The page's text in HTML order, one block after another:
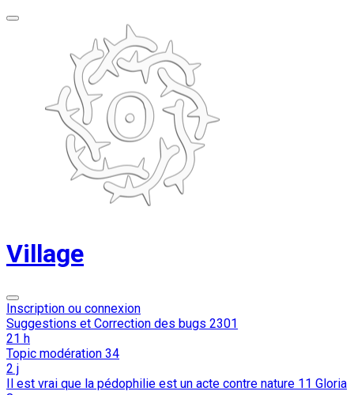
Village
Inscription ou connexion
Suggestions et Correction des bugs 2301
21 h
Topic modération 34
2 j
Il est vrai que la pédophilie est un acte contre nature 11 Gloria